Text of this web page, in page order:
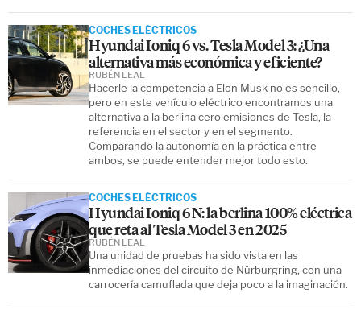
COCHES ELÉCTRICOS
Hyundai Ioniq 6 vs. Tesla Model 3: ¿Una
alternativa más económica y eficiente?
Hacerle la competencia a Elon Musk no es sencillo,
pero en este vehículo eléctrico encontramos una
alternativa a la berlina cero emisiones de Tesla, la
referencia en el sector y en el segmento.
Comparando la autonomía en la práctica entre
ambos, se puede entender mejor todo esto.
RUBÉN LEAL
COCHES ELÉCTRICOS
Hyundai Ioniq 6 N: la berlina 100% eléctrica
que reta al Tesla Model 3 en 2025
Una unidad de pruebas ha sido vista en las
inmediaciones del circuito de Nürburgring, con una
carrocería camuflada que deja poco a la imaginación.
RUBÉN LEAL